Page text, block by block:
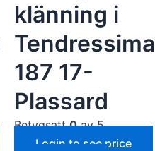
klänning i
Tendressima
187 17-
Plassard
Betygsatt0av 5
Login to see price